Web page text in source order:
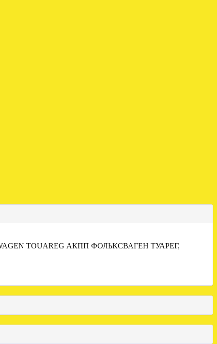
TOUAREG АКПП ФОЛЬКСВАГЕН ТУАРЕГ,